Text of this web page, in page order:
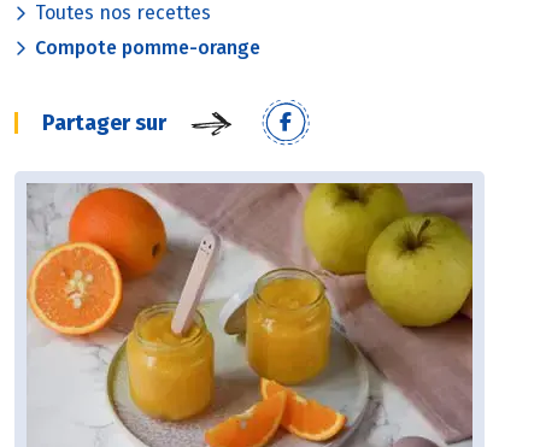
Toutes nos recettes
Compote pomme-orange
Partager sur